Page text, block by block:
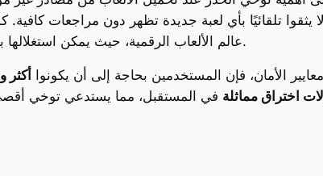
يثقوا تلقائيًا بأي لعبة جديدة تظهر دون مراجعات
عالم الألعاب الرقمية، حيث يمكن استغلالها بسهولة لاختراق الأجهزة وسرقة بيانات المستخدمين.
الأمان، فإن المستخدمين بحاجة إلى أن يكونوا أكثر
اختراق مماثلة في المستقبل، مما يستدعي توخي أقصى